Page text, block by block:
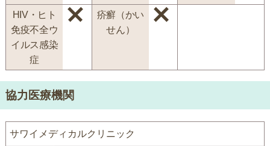
HIV・ヒト
免疫不全ウ
イルス感染
症
疥癬（かい
せん）
協力医療機関
サワイメディカルクリニック